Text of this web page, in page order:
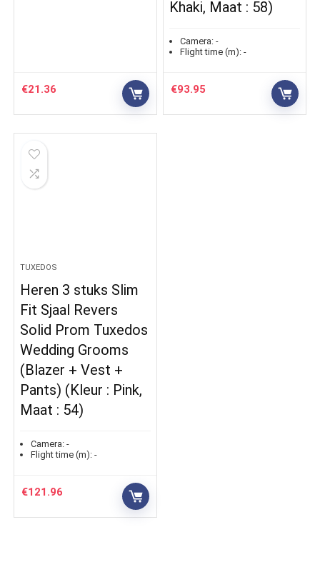
€21.36
Khaki, Maat : 58)
Camera: -
Flight time (m): -
€93.95
TUXEDOS
Heren 3 stuks Slim
Fit Sjaal Revers
Solid Prom Tuxedos
Wedding Grooms
(Blazer + Vest +
Pants) (Kleur : Pink,
Maat : 54)
Camera: -
Flight time (m): -
€121.96